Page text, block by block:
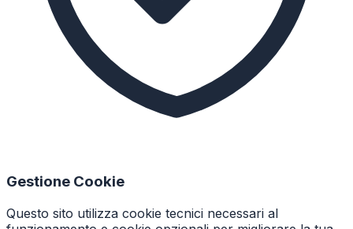
Gestione Cookie
Questo sito utilizza cookie tecnici necessari al